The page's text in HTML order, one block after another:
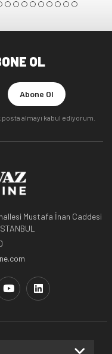
OL
Abone Ol
almayı kabul ediyorum.
Mustafa İnan Caddesi